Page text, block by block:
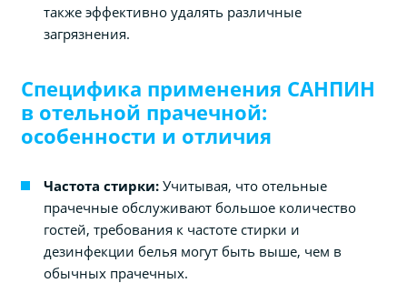
также эффективно удалять различные
загрязнения.
Специфика применения САНПИН
в отельной прачечной:
особенности и отличия
Частота стирки: Учитывая, что отельные
прачечные обслуживают большое количество
гостей, требования к частоте стирки и
дезинфекции белья могут быть выше, чем в
обычных прачечных.